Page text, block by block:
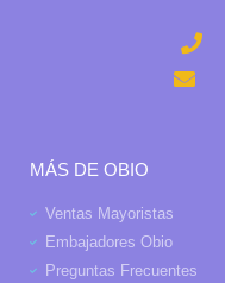
MÁS DE OBIO
Ventas Mayoristas
Embajadores Obio
Preguntas Frecuentes